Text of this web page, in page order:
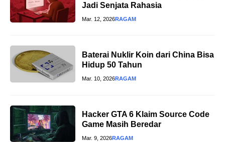
Jadi Senjata Rahasia
Mar. 12, 2026RAGAM
Baterai Nuklir Koin dari China Bisa
Hidup 50 Tahun
Mar. 10, 2026RAGAM
Hacker GTA 6 Klaim Source Code
Game Masih Beredar
Mar. 9, 2026RAGAM